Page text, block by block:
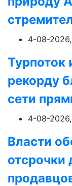
4-08-
Турпоток
рекорду
сети
4-08-
Власти
отсрочки